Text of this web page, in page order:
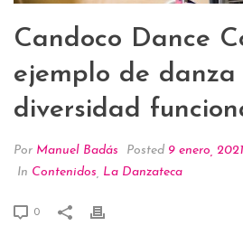
Candoco Dance
ejemplo de danza
diversidad
Por Manuel Badás Posted 9 enero, 2021
In Contenidos La Danzateca
0